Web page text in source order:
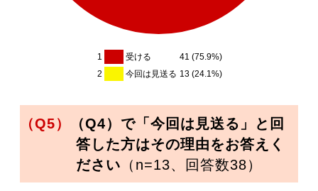
1 受ける
41 (75.9%)
2
今回は見送る 13 (24.1%)
（Q5）
（Q4）で「今回は見送る」と回
答した方はその理由をお答えく
ださい （n=13、回答数38）